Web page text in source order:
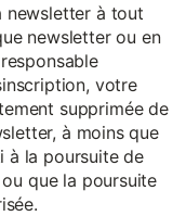
newsletter à tout
newsletter ou en
votre
supprimée de
à moins que
à la poursuite de
que la poursuite